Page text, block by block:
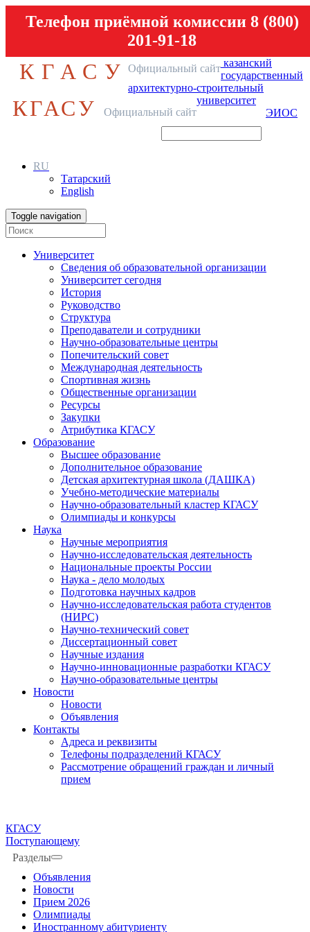
Телефон приёмной комиссии 8 (800)
201-91-18
КГАСУ Официальный сайт казанский
государственный
архитектурно-строительный
университет
КГАСУ Официальный сайт ЭИОС
RU
Татарский
English
Toggle navigation
Университет
Сведения об образовательной организации
Университет сегодня
История
Руководство
Структура
Преподаватели и сотрудники
Научно-образовательные центры
Попечительский совет
Международная деятельность
Спортивная жизнь
Общественные организации
Ресурсы
Закупки
Атрибутика КГАСУ
Образование
Высшее образование
Дополнительное образование
Детская архитектурная школа (ДАШКА)
Учебно-методические материалы
Научно-образовательный кластер КГАСУ
Олимпиады и конкурсы
Наука
Научные мероприятия
Научно-исследовательская деятельность
Национальные проекты России
Наука - дело молодых
Подготовка научных кадров
Научно-исследовательская работа студентов
(НИРС)
Научно-технический совет
Диссертационный совет
Научные издания
Научно-инновационные разработки КГАСУ
Научно-образовательные центры
Новости
Новости
Объявления
Контакты
Адреса и реквизиты
Телефоны подразделений КГАСУ
Рассмотрение обращений граждан и личный
прием
КГАСУ
Поступающему
Разделы
Объявления
Новости
Прием 2026
Олимпиады
Иностранному абитуриенту